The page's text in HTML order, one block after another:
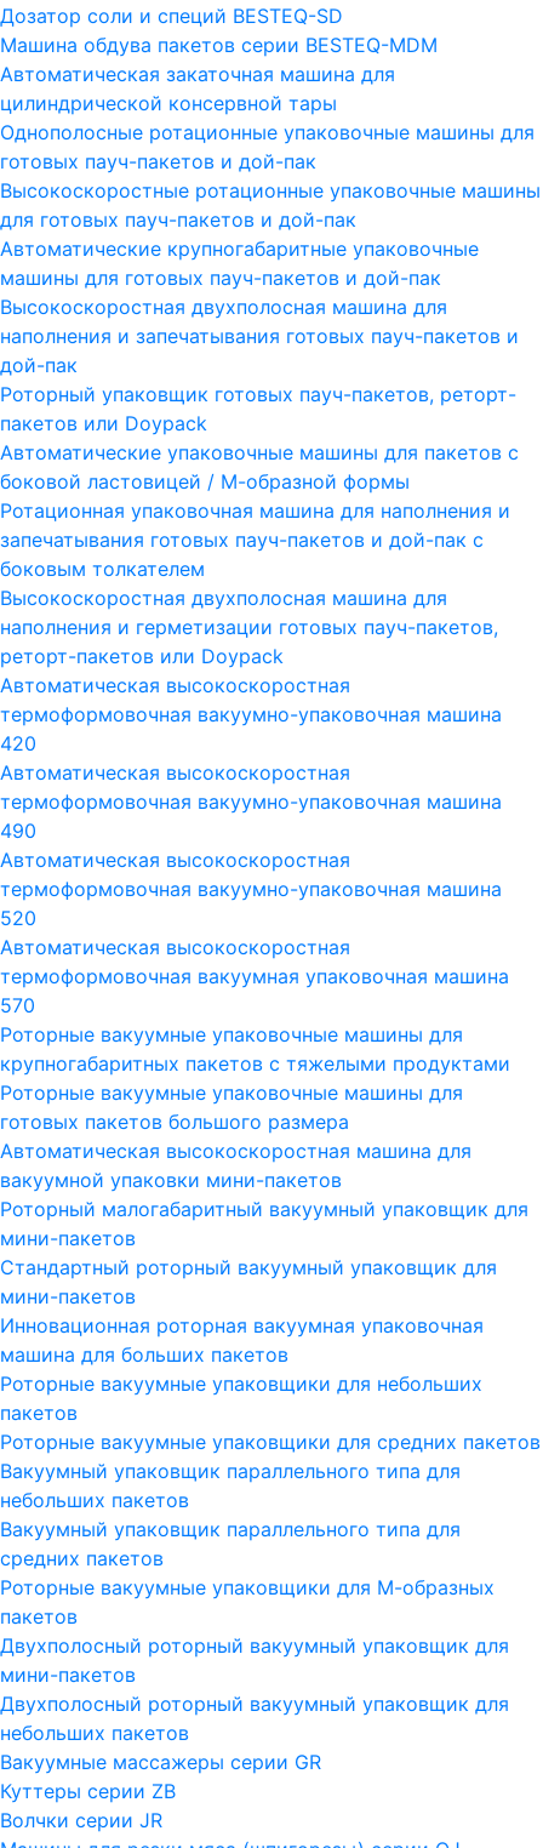
Дозатор соли и специй BESTEQ-SD
Машина обдува пакетов серии ВESTEQ-MDM
Автоматическая закаточная машина для
цилиндрической консервной тары
Однополосные ротационные упаковочные машины для
готовых пауч-пакетов и дой-пак
Высокоскоростные ротационные упаковочные машины
для готовых пауч-пакетов и дой-пак
Автоматические крупногабаритные упаковочные
машины для готовых пауч-пакетов и дой-пак
Высокоскоростная двухполосная машина для
наполнения и запечатывания готовых пауч-пакетов и
дой-пак
Роторный упаковщик готовых пауч-пакетов, реторт-
пакетов или Doypack
Автоматические упаковочные машины для пакетов с
боковой ластовицей / М-образной формы
Ротационная упаковочная машина для наполнения и
запечатывания готовых пауч-пакетов и дой-пак с
боковым толкателем
Высокоскоростная двухполосная машина для
наполнения и герметизации готовых пауч-пакетов,
реторт-пакетов или Doypack
Автоматическая высокоскоростная
термоформовочная вакуумно-упаковочная машина
420
Автоматическая высокоскоростная
термоформовочная вакуумно-упаковочная машина
490
Автоматическая высокоскоростная
термоформовочная вакуумно-упаковочная машина
520
Автоматическая высокоскоростная
термоформовочная вакуумная упаковочная машина
570
Роторные вакуумные упаковочные машины для
крупногабаритных пакетов с тяжелыми продуктами
Роторные вакуумные упаковочные машины для
готовых пакетов большого размера
Автоматическая высокоскоростная машина для
вакуумной упаковки мини-пакетов
Роторный малогабаритный вакуумный упаковщик для
мини-пакетов
Стандартный роторный вакуумный упаковщик для
мини-пакетов
Инновационная роторная вакуумная упаковочная
машина для больших пакетов
Роторные вакуумные упаковщики для небольших
пакетов
Роторные вакуумные упаковщики для средних пакетов
Вакуумный упаковщик параллельного типа для
небольших пакетов
Вакуумный упаковщик параллельного типа для
средних пакетов
Роторные вакуумные упаковщики для М-образных
пакетов
Двухполосный роторный вакуумный упаковщик для
мини-пакетов
Двухполосный роторный вакуумный упаковщик для
небольших пакетов
Вакуумные массажеры серии GR
Куттеры серии ZB
Волчки серии JR